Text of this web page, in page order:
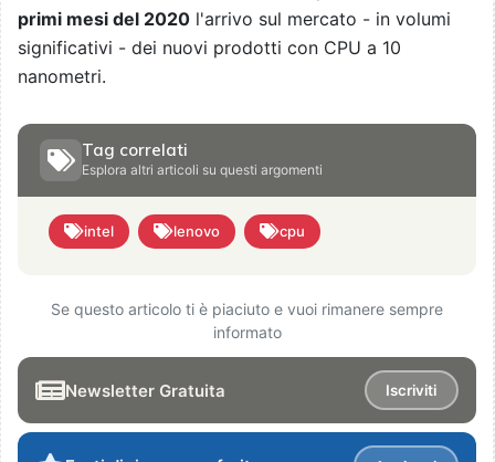
primi mesi del 2020 l'arrivo sul mercato - in volumi
significativi - dei nuovi prodotti con CPU a 10
nanometri.
Tag correlati
Esplora altri articoli su questi argomenti
intel lenovo cpu
Se questo articolo ti è piaciuto e vuoi rimanere sempre
informato
Newsletter Gratuita Iscriviti